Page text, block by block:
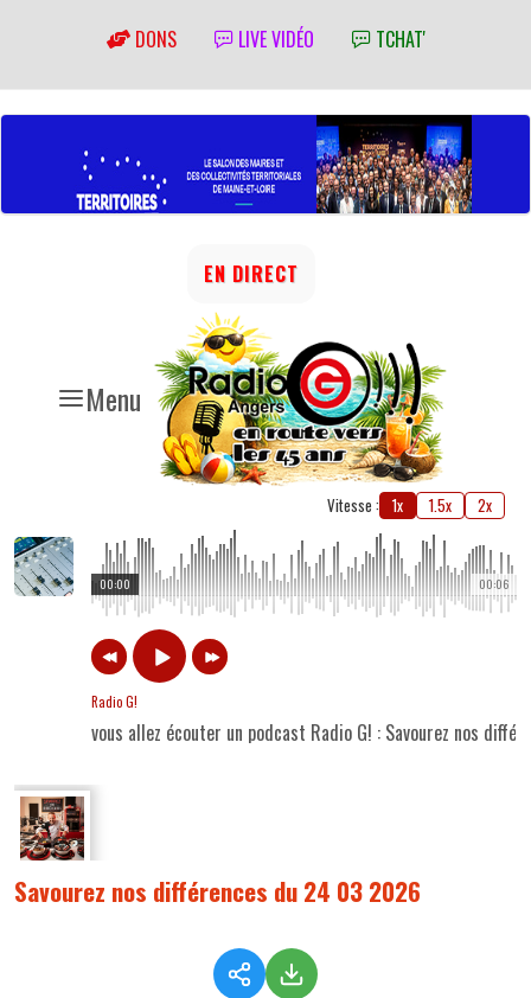
DONS LIVE VIDÉO TCHAT'
Menu
EN DIRECT
Vitesse : 1x 1.5x 2x
00:06
00:00
Radio G!
vous allez écouter un podcast Radio G! : Savourez nos
Savourez nos différences du 24 03 2026